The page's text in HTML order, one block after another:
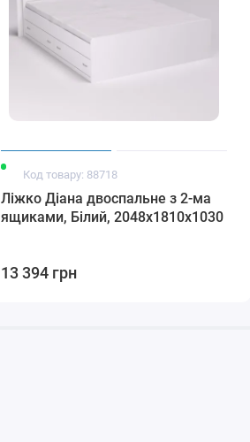
Код товару: 88718
Ліжко Діана двоспальне з 2-ма
ящиками, Білий, 2048х1810х1030
13 394 грн